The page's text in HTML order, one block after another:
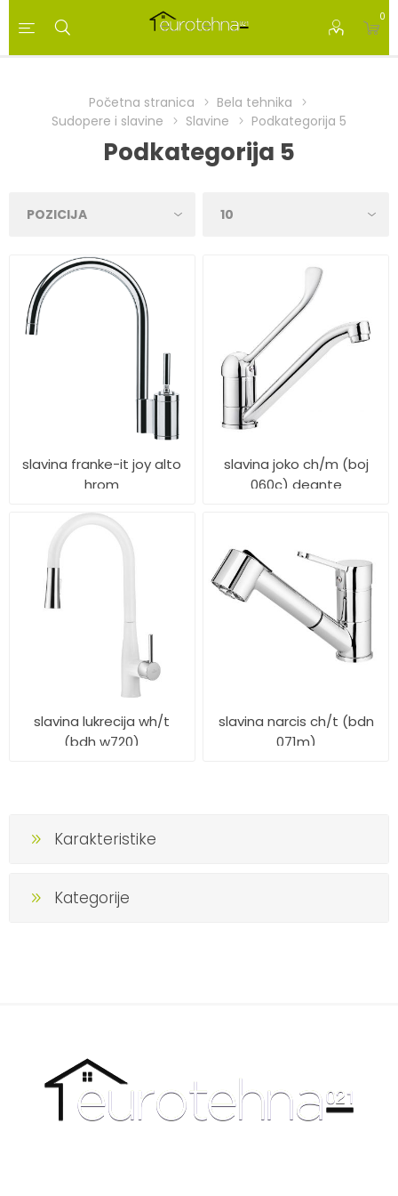
0
Početna stranica
Bela tehnika
Sudopere i slavine
Slavine Podkategorija 5
Podkategorija 5
slavina franke-it joy alto
hrom
slavina joko ch/m (boj
060c) deante
slavina lukrecija wh/t
(bdh w720)
slavina narcis ch/t (bdn
071m)
Karakteristike
Kategorije